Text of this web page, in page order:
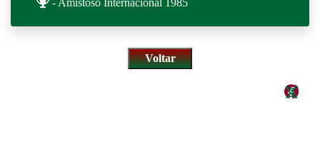
- Amistoso Internacional 1985